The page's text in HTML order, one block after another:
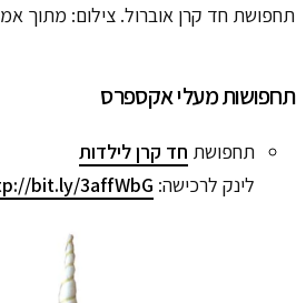
תחפושת חד קרן אוברול. צילום: מתוך
תחפושות מעלי אקספרס
תחפושת חד קרן לילדות
לינק לרכישה: bit.ly/3affWbG